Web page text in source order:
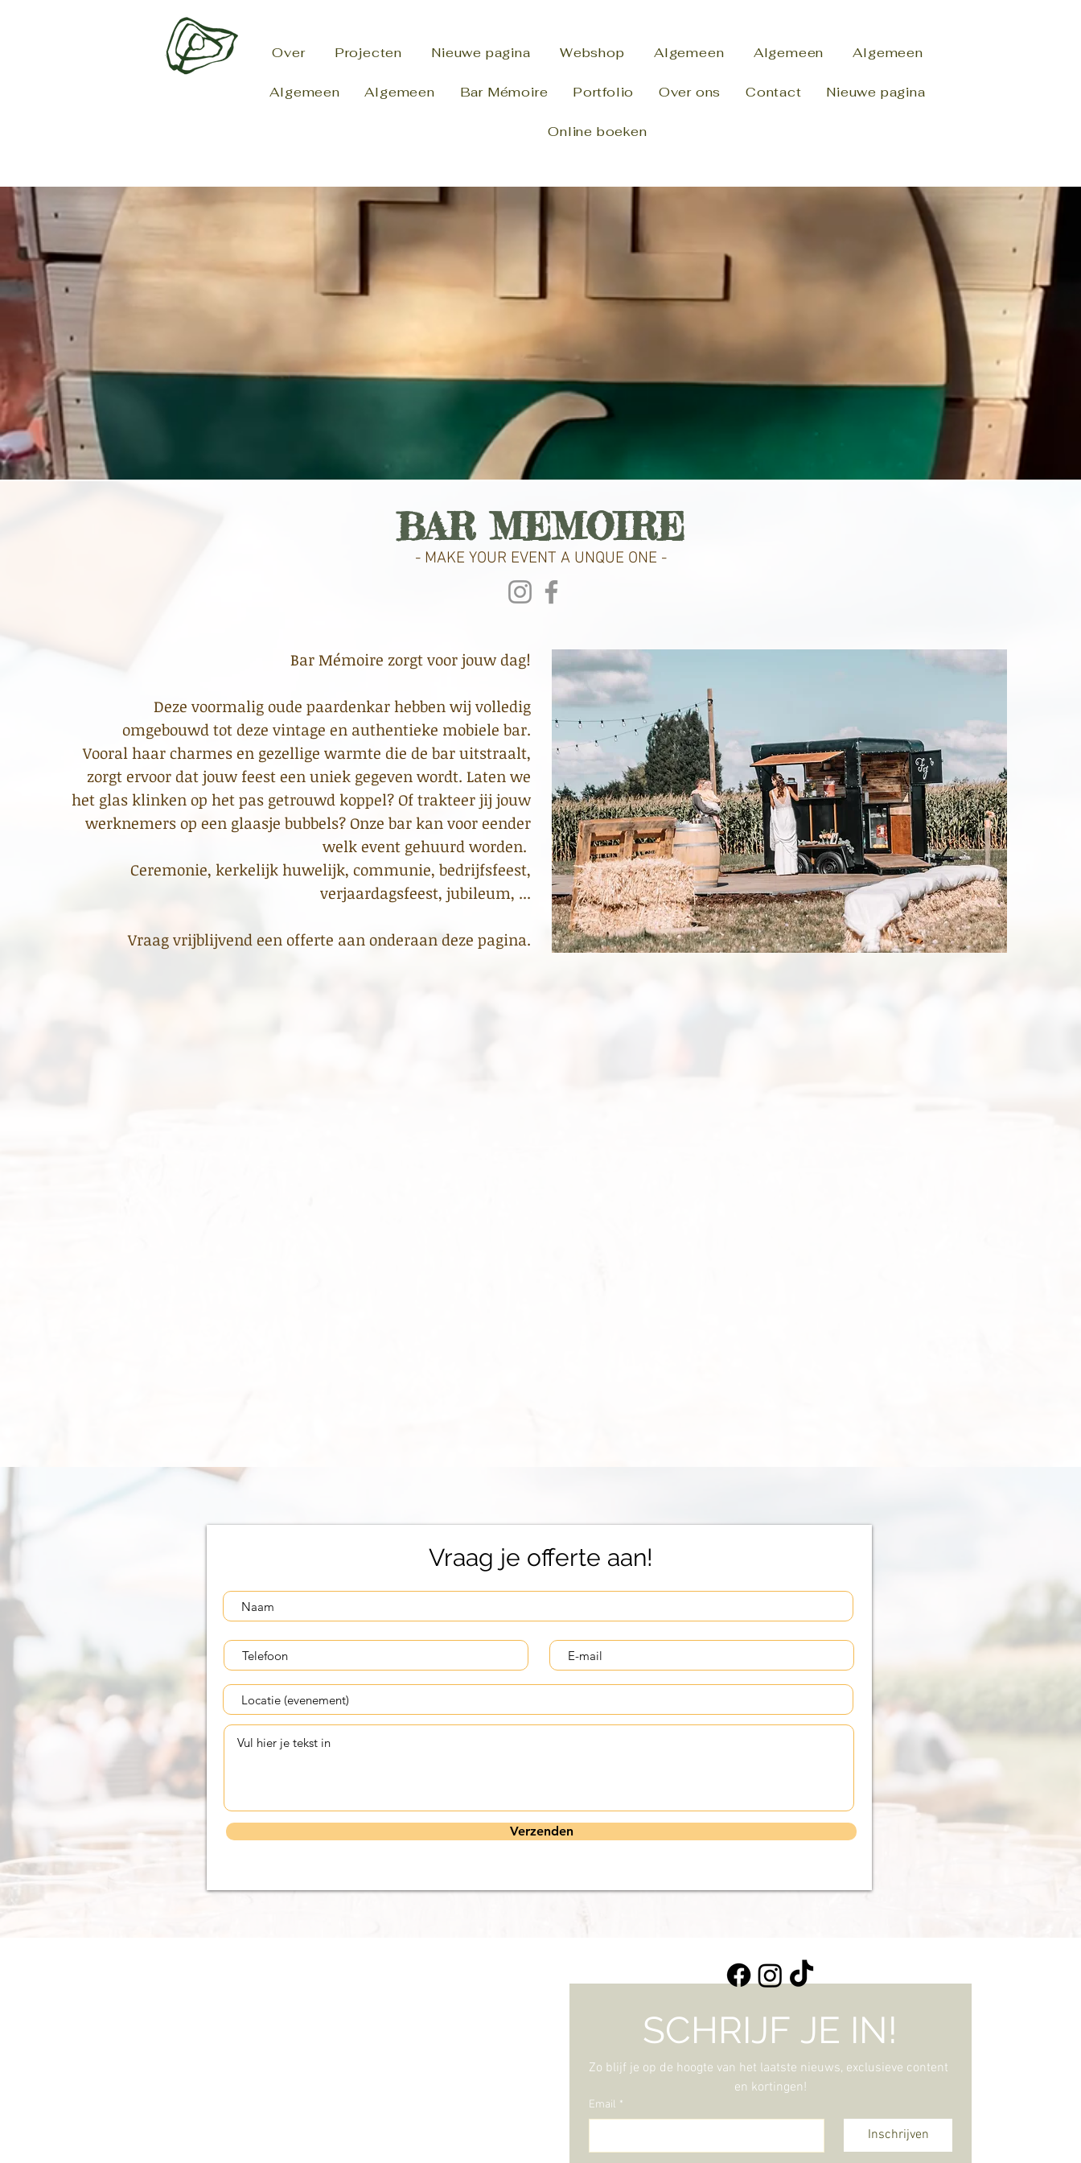
Over Projecten Nieuwe pagina Webshop Algemeen Algemeen Algemeen
Algemeen Algemeen Bar Mémoire Portfolio Over ons Contact Nieuwe pagina
Online boeken
BAR MEMOIRE
- MAKE YOUR EVENT A UNQUE ONE -
Bar Mémoire zorgt voor jouw dag!
Deze voormalig oude paardenkar hebben wij volledig
omgebouwd tot deze vintage en authentieke mobiele bar.
Vooral haar charmes en gezellige warmte die de bar uitstraalt,
zorgt ervoor dat jouw feest een uniek gegeven wordt. Laten we
het glas klinken op het pas getrouwd koppel? Of trakteer jij jouw
werknemers op een glaasje bubbels? Onze bar kan voor eender
welk event gehuurd worden.
Ceremonie, kerkelijk huwelijk, communie, bedrijfsfeest,
verjaardagsfeest, jubileum, ...
Vraag vrijblijvend een offerte aan onderaan deze pagina.
Vraag je offerte aan!
Verzenden
SCHRIJF JE IN!
Zo blijf je op de hoogte van het laatste nieuws, exclusieve content
en kortingen!
Email *
Inschrijven